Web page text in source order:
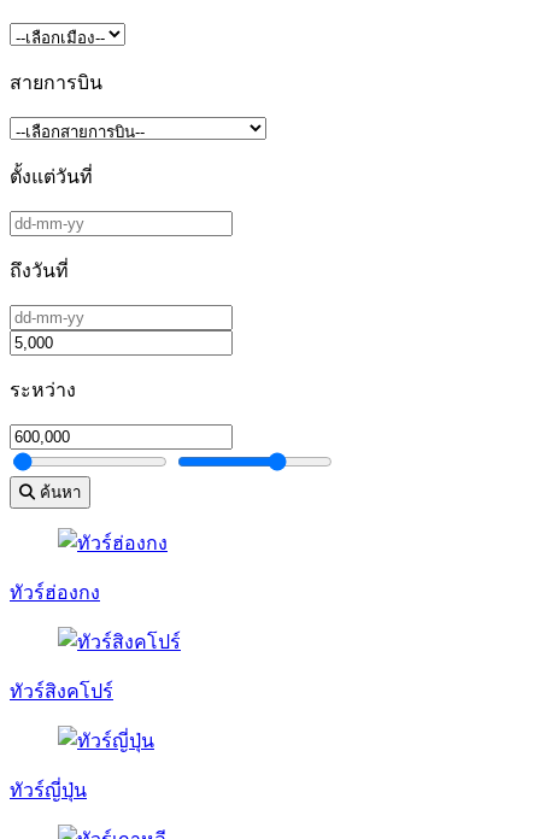
สายการบิน
ตั้งแต่วันที่
ถึงวันที่
ระหว่าง
ค้นหา
ทัวร์ฮ่องกง
ทัวร์สิงคโปร์
ทัวร์ญี่ปุ่น